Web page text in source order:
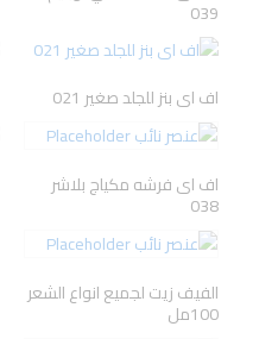
PANTENE
URIAGE
ISIS PHARMA
AXE
Avene
039
اف اى بنز للجلد صغير 021
اف اى فرشه مكياج بلاشر
038
الفيف زيت لجميع انواع الشعر
100مل